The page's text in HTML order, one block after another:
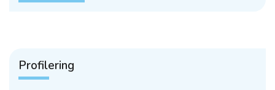
Profilering